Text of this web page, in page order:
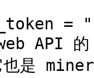
API
也是